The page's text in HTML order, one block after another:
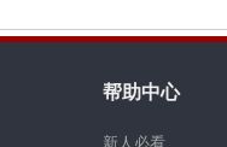
帮助中心
新人必看